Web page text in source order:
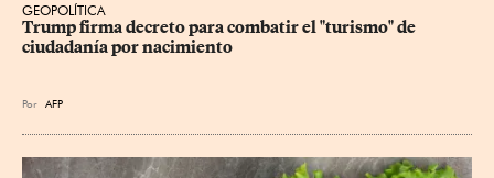
GEOPOLÍTICA
Trump firma decreto para combatir el "turismo" de
ciudadanía por nacimiento
Por AFP